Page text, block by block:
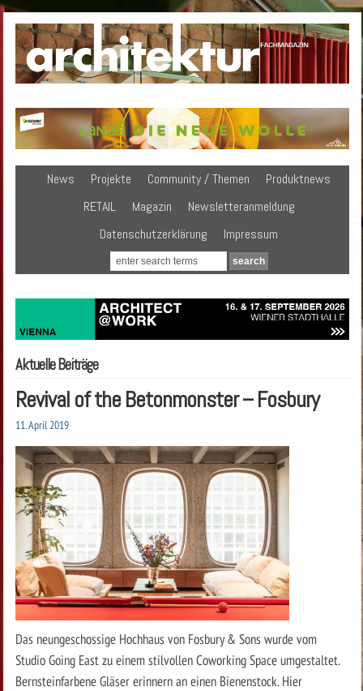
News Projekte Community / Themen
Produktnews
RETAIL
Magazin
Newsletteranmeldung
Datenschutzerklärung
Impressum
Aktuelle Beiträge
Revival of the Betonmonster – Fosbury
11. April 2019
Das neungeschossige Hochhaus von Fosbury & Sons wurde vom
Studio Going East zu einem stilvollen Coworking Space umgestaltet.
Bernsteinfarbene Gläser erinnern an einen Bienenstock. Hier